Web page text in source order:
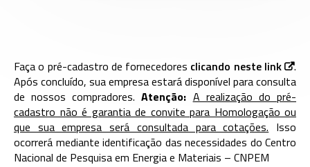
Faça o pré-cadastro de fornecedores clicando neste link
.
Após concluído, sua empresa estará disponível para consulta
de nossos compradores.Atenção: A realização do pré-
cadastro não é garantia de convite para Homologação ou
que sua empresa será consultada para cotações. Isso
ocorrerá mediante identificação das necessidades do Centro
Nacional de Pesquisa em Energia e Materiais – CNPEM